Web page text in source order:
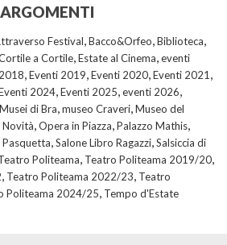
ARGOMENTI
Festival,Bacco&Orfeo,Biblioteca,
a Cortile,Estate al Cinema,eventi
,Eventi 2019,Eventi 2020,Eventi 2021 ,
2024,Eventi 2025,eventi 2026,
Musei di Bra,museo Craveri,Museo del
Novità,Opera in Piazza,Palazzo Mathis,
Pasquetta,Salone Libro Ragazzi,Salsiccia di
Politeama, Teatro Politeama 2019/20,
, Teatro Politeama 2022/23, Teatro
Politeama 2024/25, Tempo d'Estate